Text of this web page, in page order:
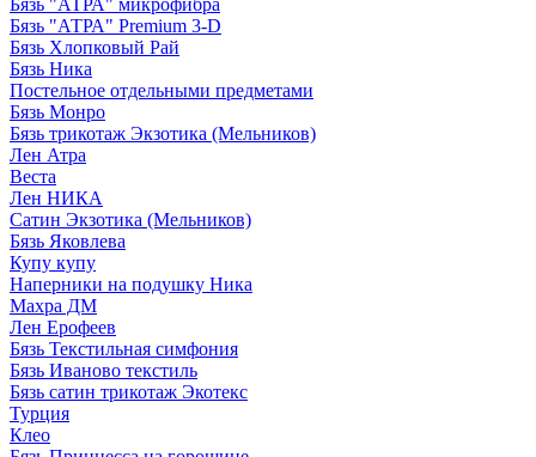
Бязь "АТРА" микрофибра
Бязь "АТРА" Premium 3-D
Бязь Хлопковый Рай
Бязь Ника
Постельное отдельными предметами
Бязь Монро
Бязь трикотаж Экзотика (Мельников)
Лен Атра
Веста
Лен НИКА
Сатин Экзотика (Мельников)
Бязь Яковлева
Купу купу
Наперники на подушку Ника
Махра ДМ
Лен Ерофеев
Бязь Текстильная симфония
Бязь Иваново текстиль
Бязь сатин трикотаж Экотекс
Турция
Клео